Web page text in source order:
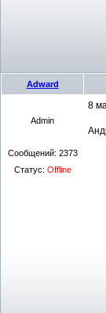
Adward
Admin
Сообщений: 2373
Статус: Offline
8